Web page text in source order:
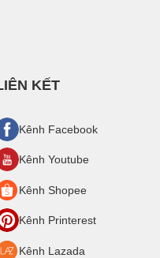
KẾT
Kênh Facebook
Kênh Youtube
Kênh Shopee
Kênh Printerest
Kênh Lazada